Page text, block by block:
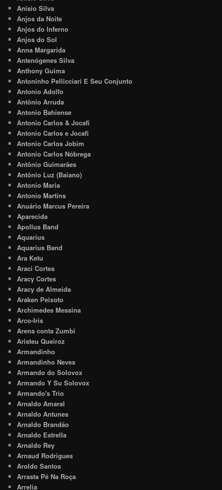
Anísio Silva
Anjos da Noite
Anjos do Inferno
Anjos do Sol
Anna Margarida
Antenógenes Silva
Anthony Guima
Antoninho Pellicciari E Seu Conjunto
Antonio Adolfo
Antônio Arruda
Antonio Bahiense
Antonio Carlos & Jocafi
Antonio Carlos e Jocafi
Antonio Carlos Jobim
Antonio Carlos Nóbrega
Antônio Guimarães
Antônio Luz (Baiano)
Antonio Maria
Antonio Martins
Anuário Marcus Pereira
Aparecida
Apollus Band
Aquarius
Aquarius Band
Ara Ketu
Araci Cortes
Aracy Cortes
Aracy de Almeida
Araken Peixoto
Archimedes Messina
Arco-Iris
Arena conta Zumbi
Aristeu Queiroz
Armandinho
Armandinho Neves
Armando do Solovox
Armando Y Su Solovox
Armando's Trio
Arnaldo Amaral
Arnaldo Antunes
Arnaldo Brandão
Arnaldo Estrella
Arnaldo Rey
Arnaud Rodrigues
Aroldo Santos
Arrasta Pé Na Roça
Arrelia